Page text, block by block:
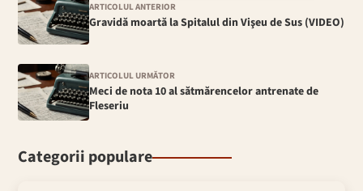
ARTICOLUL ANTERIOR
Gravidă moartă la Spitalul din Vişeu de Sus (VIDEO)
ARTICOLUL URMĂTOR
Meci de nota 10 al sătmărencelor antrenate de
Fleseriu
Categorii populare